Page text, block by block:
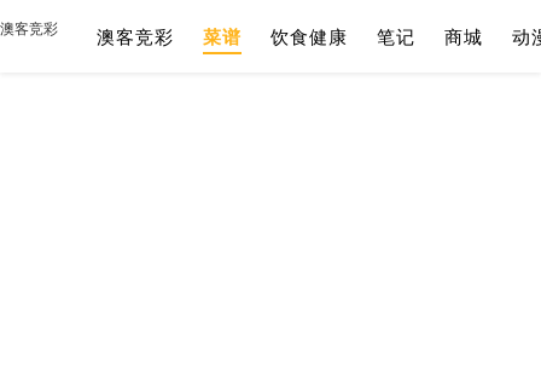
澳客竞彩 澳客竞彩 菜谱 饮食健康 笔记 商城 动